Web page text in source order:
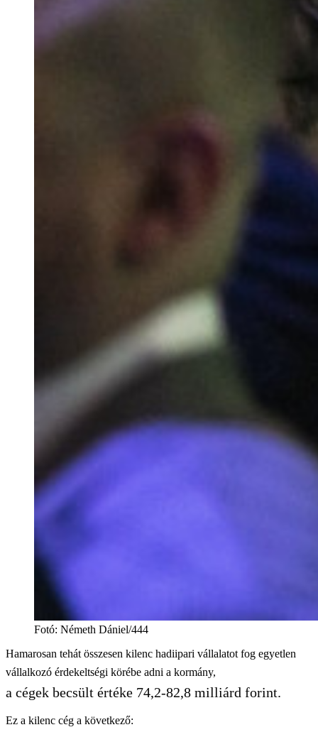
Fotó: Németh Dániel/444
Hamarosan tehát összesen kilenc hadiipari vállalatot fog egyetlen
vállalkozó érdekeltségi körébe adni a kormány,
a cégek becsült értéke 74,2-82,8 milliárd forint.
Ez a kilenc cég a következő: